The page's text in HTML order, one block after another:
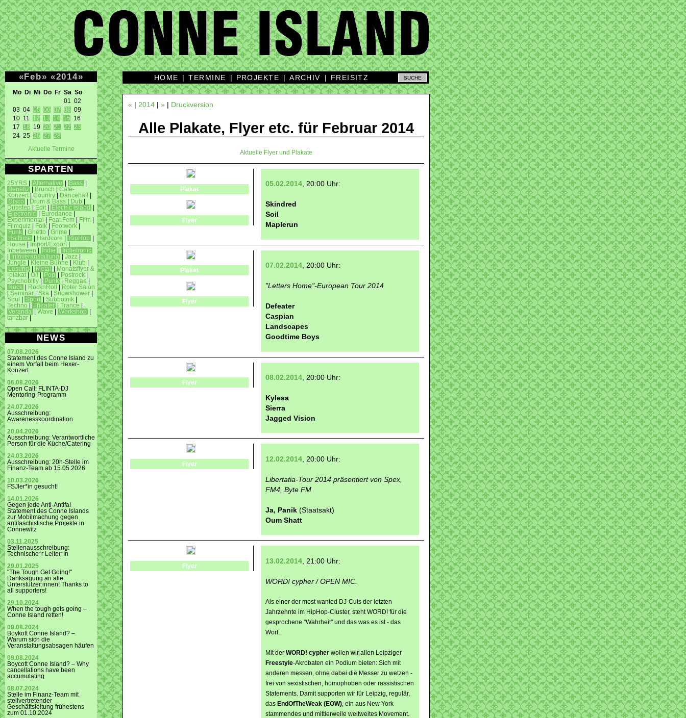
«Feb» «2014»
Mo Di Mi Do Fr Sa So
01 02
03 04 05 06 07 08 09
10 11 12 13 14 15 16
17 18 19 20 21 22
23
24 25 26 27 28
Aktuelle Termine
SPARTEN
25YRS Alternative Bass
Benefiz
Brunch
Café-
Konzert
Country Dancehall
Disco
Drum & Bass Dub
Dubstep
Edit Electric island
Electronic
Eurodance
Experimental
Feat.Fem Film
Filmquiz
Folk Footwork
Funk
Ghetto Grime
Halftime
Hardcore HipHop
House
Import/Export
Inbetween
Indie
Indietronic
Infoveranstaltung Jazz
Jungle
Kleine Bühne Klub
Lesung
Metal
Monatsflyer &
-plakat
Oi! Pop Postrock
Psychobilly
Punk Reggae
Rock
RocknRoll
Roter Salon
Seminar Ska Snowshower
Soul
Sport Subbotnik
Techno
Theater Trance
Veranda
Wave Workshop
tanzbar
NEWS
07.08.2026
Statement des Conne Island zu
einem Vorfall beim Hexer-
Konzert
06.08.2026
Open Call: FLINTA-DJ
Mentoring-Programm
24.07.2026
Ausschreibung:
Awarenesskoordination
20.04.2026
Ausschreibung: Verantwortliche
Person für die Küche/Catering
24.03.2026
Ausschreibung: 20h-Stelle im
Finanz-Team ab 15.05.2026
10.03.2026
FSJler*in gesucht!
14.01.2026
Gegen jede Anti-Antifa!
Statement des Conne Islands
zur Mobilmachung gegen
antifaschistische Projekte in
Connewitz
03.11.2025
Stellenausschreibung:
Technische*r Leiter*In
29.01.2025
"The Tough Get Going!"
Danksagung an alle
Unterstützer:innen! Thanks to
all supporters!
29.10.2024
When the tough gets going –
Conne Island retten!
09.08.2024
Boykott Conne Island? –
Warum sich die
Veranstaltungsabsagen häufen
09.08.2024
Boycott Conne Island? – Why
cancellations have been
accumulating
08.07.2024
Stelle im Finanz-Team mit
stellvertretender
Geschäftsleitung frühestens
zum 01.10.2024
HOME |TERMINE | PROJEKTE |ARCHIV | FREISITZ
« | 2014 | » | Druckversion
Alle Plakate, Flyer etc. für Februar 2014
Aktuelle Flyer und Plakate
05.02.2014, 20:00 Uhr:
Skindred
Soil
Maplerun
Plakat
Flyer
07.02.2014, 20:00 Uhr:
"Letters Home"-European Tour 2014
Defeater
Caspian
Landscapes
Goodtime Boys
Plakat
Flyer
08.02.2014 , 20:00 Uhr:
Kylesa
Sierra
Jagged Vision
Flyer
12.02.2014 , 20:00 Uhr:
Libertatia-Tour 2014 präsentiert von Spex,
FM4, Byte FM
Ja, Panik (Staatsakt)
Oum Shatt
Flyer
13.02.2014 , 21:00 Uhr:
WORD! cypher / OPEN MIC.
Als einer der most wanted DJ-Cuts der letzten
Jahrzehnte im HipHop-Cluster, steht WORD! für die
gesprochene "Wahrheit" und das was es ist - das
Wort.
Mit der WORD! cypher wollen wir allen Leipziger
Freestyle-Akrobaten ein Podium bieten: Sich mit
anderen messen, ohne dabei die Messer zu wetzen -
frei von sexistischen, homophoben oder rassistischen
Statements. Damit supporten wir für Leipzig, regulär,
das EndOfTheWeak (EOW) , ein aus New York
stammendes und mittlerweile weltweites Movement.
Flyer